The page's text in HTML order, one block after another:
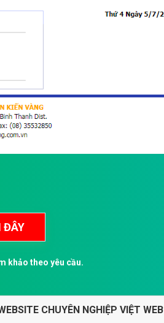
khảo theo yêu cầu.
CHUYÊN NGHIỆP VIỆT WEB